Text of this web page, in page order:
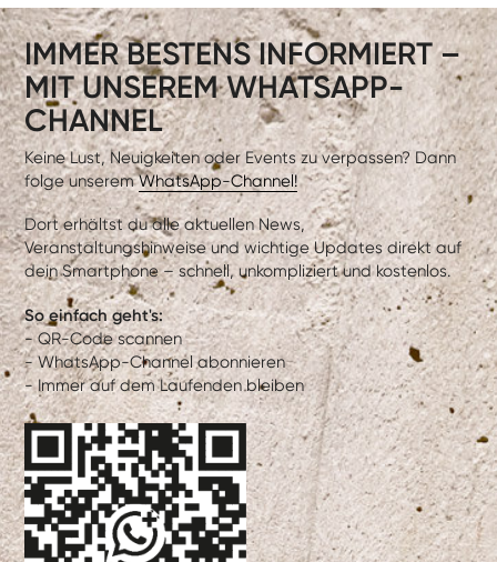
IMMER BESTENS INFORMIERT –
MIT UNSEREM WHATSAPP-
CHANNEL
Keine Lust, Neuigkeiten oder Events zu verpassen? Dann
folge unseremWhatsApp-Channel!
Dort erhältst du alle aktuellen News,
Veranstaltungshinweise und wichtige Updates direkt auf
dein Smartphone – schnell, unkompliziert und kostenlos.
So einfach geht's:
- QR-Code scannen
- WhatsApp-Channel abonnieren
- Immer auf dem Laufenden bleiben